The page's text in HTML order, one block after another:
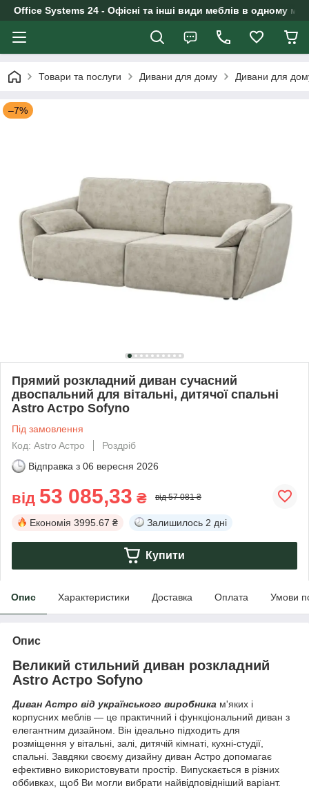
Office Systems 24 - Офісні та інші види меблів в одному
Товари та послуги Дивани для дому Дивани для
–7%
Прямий розкладний диван сучасний
двоспальний для вітальні, дитячої спальні
Astro Aстро Sofyno
Під замовлення
Код: Astro Aстро
Роздріб
Відправка з 06 вересня 2026
від 53 085,33 ₴ від 57 081 ₴
Економія 3995.67 ₴ Залишилось 2 дні
Купити
Опис Характеристики Доставка Оплата Умови
Опис
Великий стильний диван розкладний
Astro Aстро Sofyno
Диван Астро від українського виробника м'яких і
корпусних меблів — це практичний і функціональний диван з
елегантним дизайном. Він ідеально підходить для
розміщення у вітальні, залі, дитячій кімнаті, кухні-студії,
спальні. Завдяки своєму дизайну диван Астро допомагає
ефективно використовувати простір. Випускається в різних
оббивках, щоб Ви могли вибрати найвідповідніший варіант.